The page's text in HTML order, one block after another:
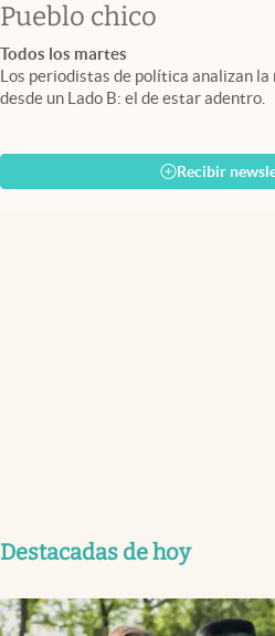
Pueblo chico
Todos los martes
Los periodistas de política analizan
desde un Lado B: el de estar adentro.
Recibir
Destacadas de hoy